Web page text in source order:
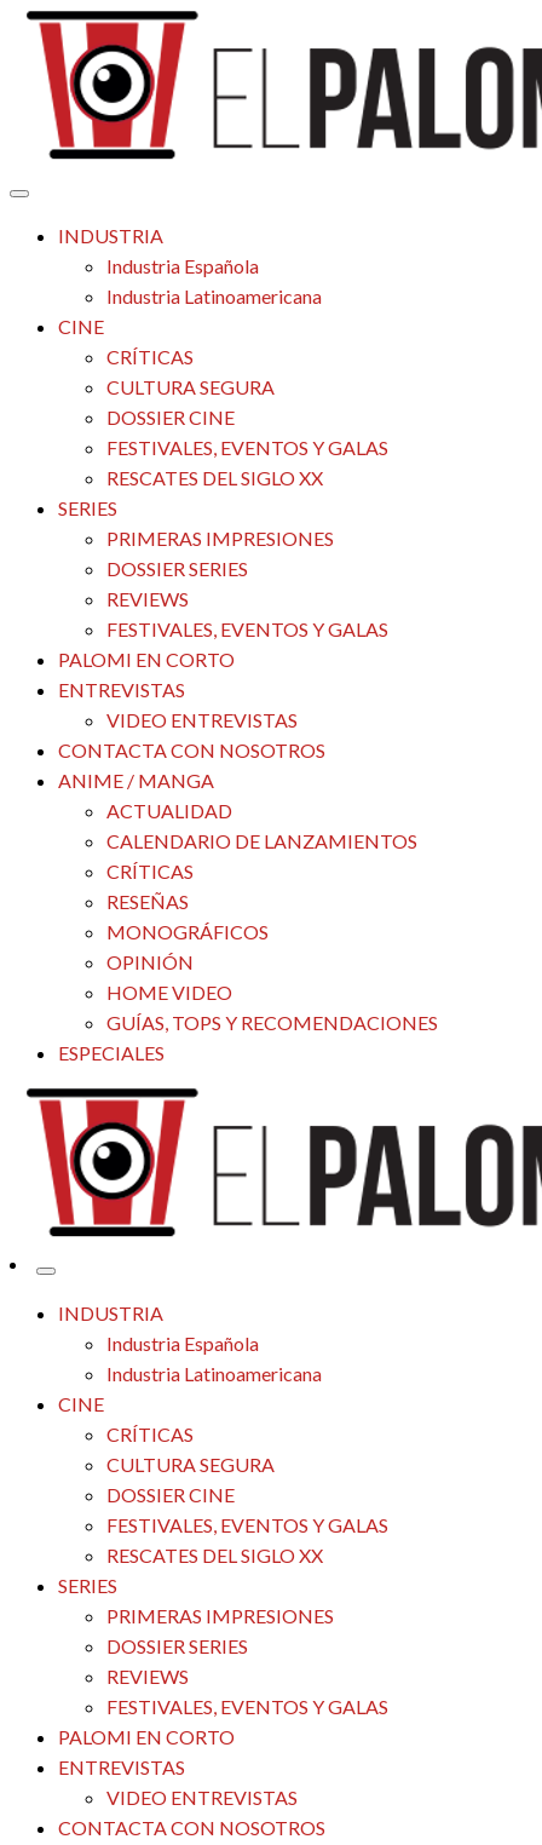
Saltar
contenido
El Palomitrón
Tu espacio de la industria de cine española y latinoamericana
INDUSTRIA
Industria Española
Industria Latinoamericana
CINE
CRÍTICAS
CULTURA SEGURA
DOSSIER CINE
FESTIVALES, EVENTOS Y GALAS
RESCATES DEL SIGLO XX
SERIES
PRIMERAS IMPRESIONES
DOSSIER SERIES
REVIEWS
FESTIVALES, EVENTOS Y GALAS
PALOMI EN CORTO
ENTREVISTAS
VIDEO ENTREVISTAS
CONTACTA CON NOSOTROS
ANIME / MANGA
ACTUALIDAD
CALENDARIO DE LANZAMIENTOS
CRÍTICAS
RESEÑAS
MONOGRÁFICOS
OPINIÓN
HOME VIDEO
GUÍAS, TOPS Y RECOMENDACIONES
ESPECIALES
El Palomitrón
Tu espacio de la industria de cine española y latinoamericana
INDUSTRIA
Industria Española
Industria Latinoamericana
CINE
CRÍTICAS
CULTURA SEGURA
DOSSIER CINE
FESTIVALES, EVENTOS Y GALAS
RESCATES DEL SIGLO XX
SERIES
PRIMERAS IMPRESIONES
DOSSIER SERIES
REVIEWS
FESTIVALES, EVENTOS Y GALAS
PALOMI EN CORTO
ENTREVISTAS
VIDEO ENTREVISTAS
CONTACTA CON NOSOTROS